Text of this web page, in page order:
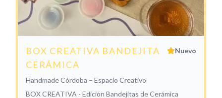
BOX CREATIVA BANDEJITA
CERÁMICA
Nuevo
Handmade Córdoba – Espacio Creativo
BOX CREATIVA - Edición Bandejitas de Cerámica